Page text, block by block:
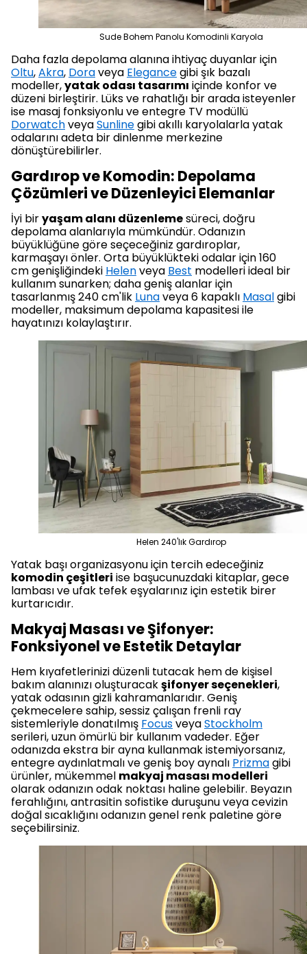
Sude Bohem Panolu Komodinli Karyola
Daha fazla depolama alanına ihtiyaç duyanlar için
Oltu,Akra, Doraveya Elegancegibi şık bazalı
modeller,yatak odası tasarımı içinde konfor ve
düzeni birleştirir. Lüks ve rahatlığı bir arada isteyenler
ise masaj fonksiyonlu ve entegre TV modüllü
DorwatchveyaSunlinegibi akıllı karyolalarla yatak
odalarını adeta bir dinlenme merkezine
dönüştürebilirler.
Gardırop ve Komodin: Depolama
Çözümleri ve Düzenleyici Elemanlar
İyi biryaşam alanı düzenlemesüreci, doğru
depolama alanlarıyla mümkündür. Odanızın
büyüklüğüne göre seçeceğiniz gardıroplar,
karmaşayı önler. Orta büyüklükteki odalar için 160
cm genişliğindeki Helenveya Best modelleri ideal bir
kullanım sunarken; daha geniş alanlar için
tasarlanmış 240 cm'lik Lunaveya 6 kapaklı Masalgibi
modeller, maksimum depolama kapasitesi ile
hayatınızı kolaylaştırır.
Helen 240'lık Gardırop
Yatak başı organizasyonu için tercih edeceğiniz
komodin çeşitleri ise başucunuzdaki kitaplar, gece
lambası ve ufak tefek eşyalarınız için estetik birer
kurtarıcıdır.
Makyaj Masası ve Şifonyer:
Fonksiyonel ve Estetik Detaylar
Hem kıyafetlerinizi düzenli tutacak hem de kişisel
bakım alanınızı oluşturacakşifonyer seçenekleri,
yatak odasının gizli kahramanlarıdır. Geniş
çekmecelere sahip, sessiz çalışan frenli ray
sistemleriyle donatılmış FocusveyaStockholm
serileri, uzun ömürlü bir kullanım vadeder. Eğer
odanızda ekstra bir ayna kullanmak istemiyorsanız,
entegre aydınlatmalı ve geniş boy aynalı Prizmagibi
ürünler, mükemmel makyaj masası modelleri
olarak odanızın odak noktası haline gelebilir. Beyazın
ferahlığını, antrasitin sofistike duruşunu veya cevizin
doğal sıcaklığını odanızın genel renk paletine göre
seçebilirsiniz.